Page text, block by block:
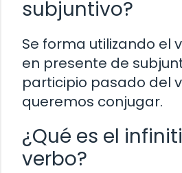
subjuntivo?
Se forma utilizando el
en presente de
participio pasado del
queremos conjugar.
¿Qué es el
verbo?